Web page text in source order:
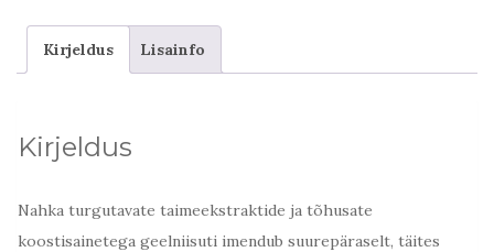
Kirjeldus Lisainfo
Kirjeldus
Nahka turgutavate taimeekstraktide ja tõhusate
koostisainetega geelniisuti imendub suurepäraselt, täites